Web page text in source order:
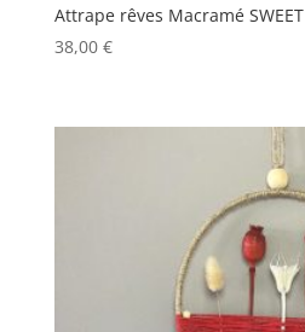
Attrape rêves Macramé SWEET
38,00 €